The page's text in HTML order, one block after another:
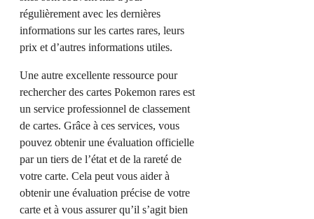
régulièrement avec les dernières
informations sur les cartes rares, leurs
prix et d’autres informations utiles.
Une autre excellente ressource pour
rechercher des cartes Pokemon rares est
un service professionnel de classement
de cartes. Grâce à ces services, vous
pouvez obtenir une évaluation officielle
par un tiers de l’état et de la rareté de
votre carte. Cela peut vous aider à
obtenir une évaluation précise de votre
carte et à vous assurer qu’il s’agit bien